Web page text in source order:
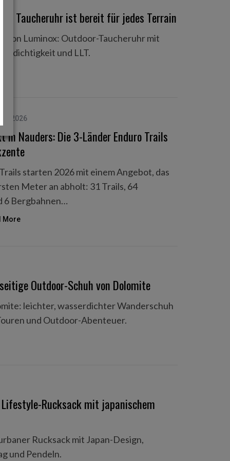
Taucheruhr ist bereit für jedes Terrain
von Luminox: Outdoor-Taucheruhr mit
und LLT.
2026
in Nauders: Die 3-Länder Enduro Trails
starten 2026 mit einem Angebot, das
Meter an abholt: 31 Trails, 64
6 Bergbahnen…
More
Outdoor-Schuh von Dolomite
leichter, wasserdichter Wanderschuh
und Outdoor-Abenteuer.
Rucksack mit japanischem
Rucksack mit Japan-Design,
und Pendeln.